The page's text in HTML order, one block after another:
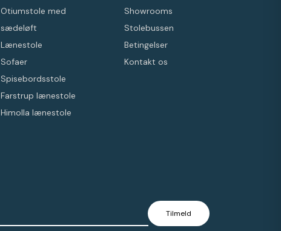
Otiumstole med
sædeløft
Lænestole
Sofaer
Spisebordsstole
Farstrup lænestole
Himolla lænestole
Showrooms
Stolebussen
Betingelser
Kontakt os